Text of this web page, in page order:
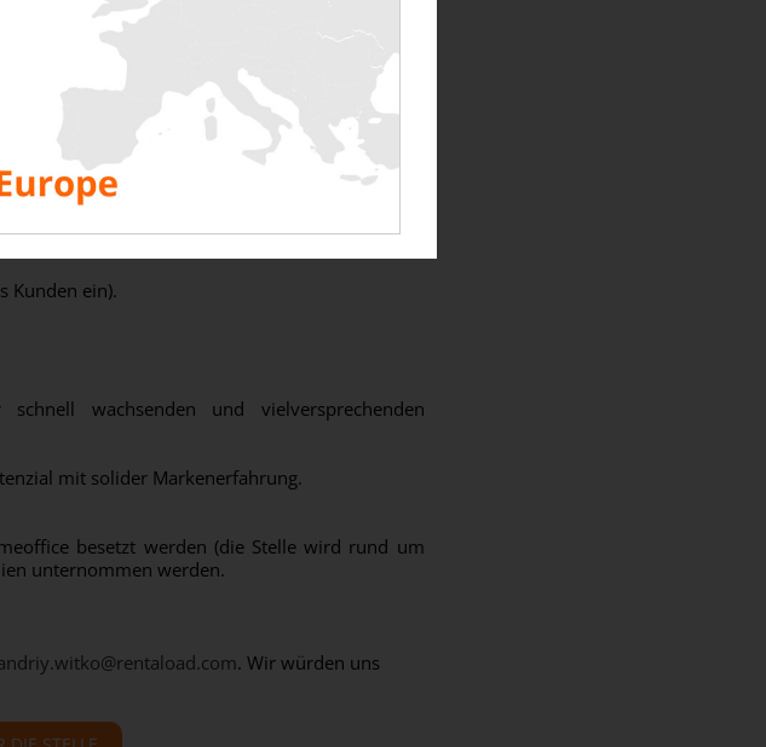
der Rechenzentrumsbranche wäre schön, ist
von Vorteil.
Kunden ein).
wachsenden und vielversprechenden
mit solider Markenerfahrung.
besetzt werden (die Stelle wird rund um
unternommen werden.
. Wir würden uns